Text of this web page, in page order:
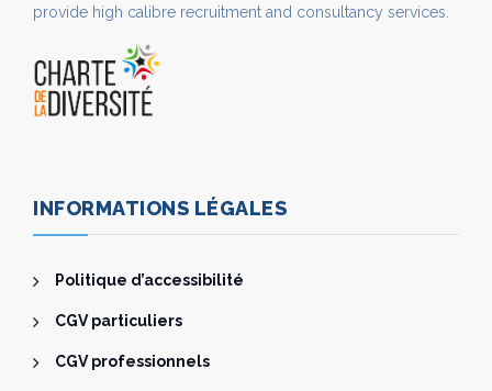
provide high calibre recruitment and consultancy services.
INFORMATIONS LÉGALES
Politique d’accessibilité
CGV particuliers
CGV professionnels